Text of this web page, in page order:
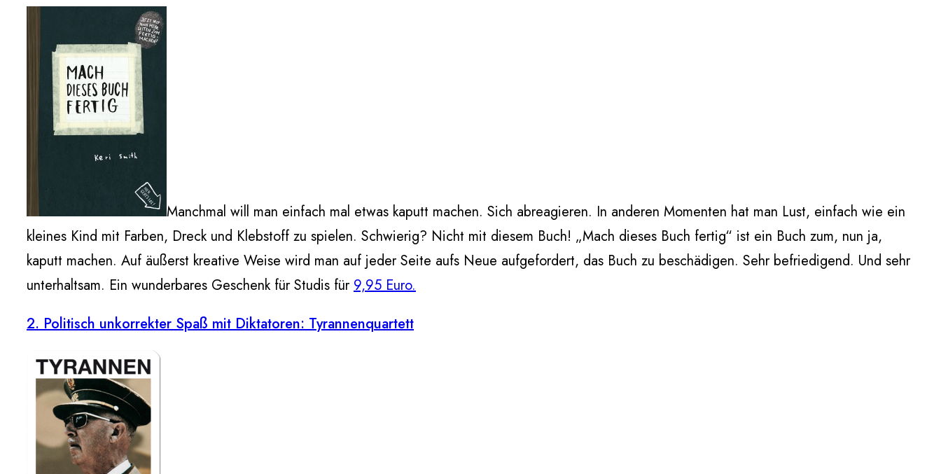
Manchmal will man einfach mal etwas kaputt machen. Sich abreagieren. In anderen Momenten hat man Lust, einfach wie ein
kleines Kind mit Farben, Dreck und Klebstoff zu spielen. Schwierig? Nicht mit diesem Buch! „Mach dieses Buch fertig“ ist ein Buch zum, nun ja,
kaputt machen. Auf äußerst kreative Weise wird man auf jeder Seite aufs Neue aufgefordert, das Buch zu beschädigen. Sehr befriedigend. Und sehr
unterhaltsam. Ein wunderbares Geschenk für Studis für9,95 Euro.
2. Politisch unkorrekter Spaß mit Diktatoren: Tyrannenquartett